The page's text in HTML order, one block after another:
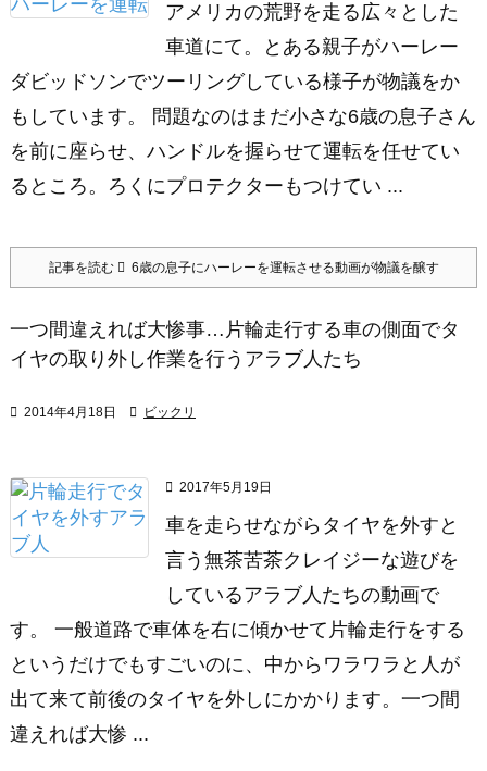
アメリカの荒野を走る広々とした
車道にて。とある親子がハーレー
ダビッドソンでツーリングしている様子が物議をか
もしています。 問題なのはまだ小さな6歳の息子さん
を前に座らせ、ハンドルを握らせて運転を任せてい
るところ。ろくにプロテクターもつけてい ...
記事を読む 6歳の息子にハーレーを運転させる動画が物議を醸す
一つ間違えれば大惨事…片輪走行する車の側面でタ
イヤの取り外し作業を行うアラブ人たち
 2014年4月18日  ビックリ
 2017年5月19日
車を走らせながらタイヤを外すと
言う無茶苦茶クレイジーな遊びを
しているアラブ人たちの動画で
す。 一般道路で車体を右に傾かせて片輪走行をする
というだけでもすごいのに、中からワラワラと人が
出て来て前後のタイヤを外しにかかります。一つ間
違えれば大惨 ...